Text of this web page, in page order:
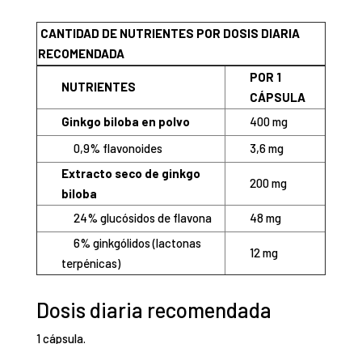
CANTIDAD DE NUTRIENTES POR DOSIS DIARIA
RECOMENDADA
NUTRIENTES
POR 1
CÁPSULA
Ginkgo biloba en polvo
400 mg
0,9% flavonoides
3,6 mg
Extracto seco de ginkgo
biloba
200 mg
24% glucósidos de flavona
48 mg
6% ginkgólidos (lactonas
terpénicas)
12 mg
Dosis diaria recomendada
1 cápsula.